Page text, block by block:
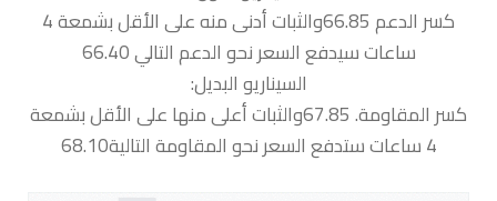
كسر الدعم 66.85والثبات أدنى منه على الأقل بشمعة 4
ساعات سيدفع السعر نحو الدعم التالي 66.40
السيناريو البديل:
كسر المقاومة. 67.85والثبات أعلى منها على الأقل بشمعة
4 ساعات ستدفع السعر نحو المقاومة التالية68.10